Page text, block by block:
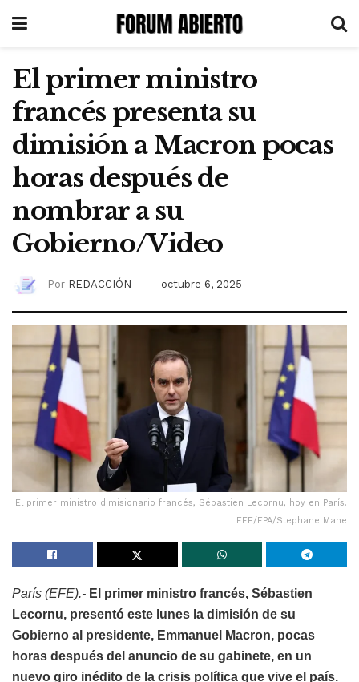
El primer ministro
francés presenta su
dimisión a Macron pocas
horas después de
nombrar a su
Gobierno/Video
Por REDACCIÓN octubre 6, 2025
El primer ministro dimisionario francés, Sébastien Lecornu, hoy en París.
EFE/EPA/Stephane Mahe
París (EFE).- El primer ministro francés, Sébastien
Lecornu, presentó este lunes la dimisión de su
Gobierno al presidente, Emmanuel Macron, pocas
horas después del anuncio de su gabinete, en un
nuevo giro inédito de la crisis política que vive el país.